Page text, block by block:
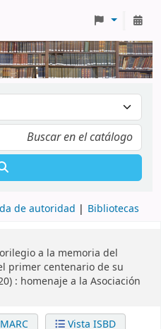
de autoridad Bibliotecas
a la memoria del
primer centenario de su
: homenaje a la Asociación
Vista ISBD